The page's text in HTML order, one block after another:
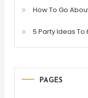
How To Go
5 Party Ideas To
PAGES